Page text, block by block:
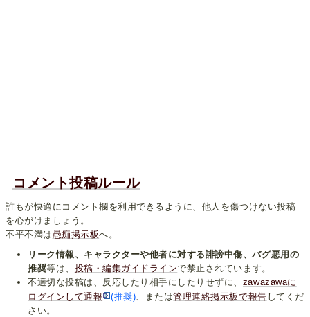
コメント投稿ルール
誰もが快適にコメント欄を利用できるように、他人を傷つけない投稿
を心がけましょう。
不平不満は愚痴掲示板へ。
リーク情報、キャラクターや他者に対する誹謗中傷、バグ悪用の
推奨等は、 投稿・編集ガイドラインで禁止されています。
不適切な投稿は、反応したり相手にしたりせずに、 zawazawaに
ログインして通報
(推奨)、または管理連絡掲示板で報告 してくだ
さい。